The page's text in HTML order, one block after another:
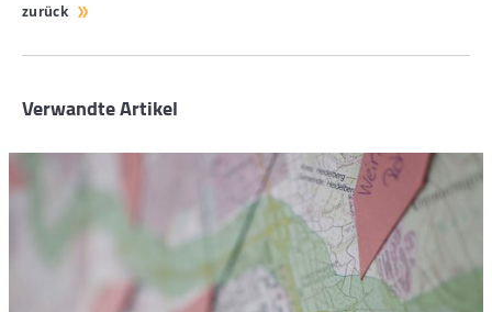
zurück
Verwandte Artikel